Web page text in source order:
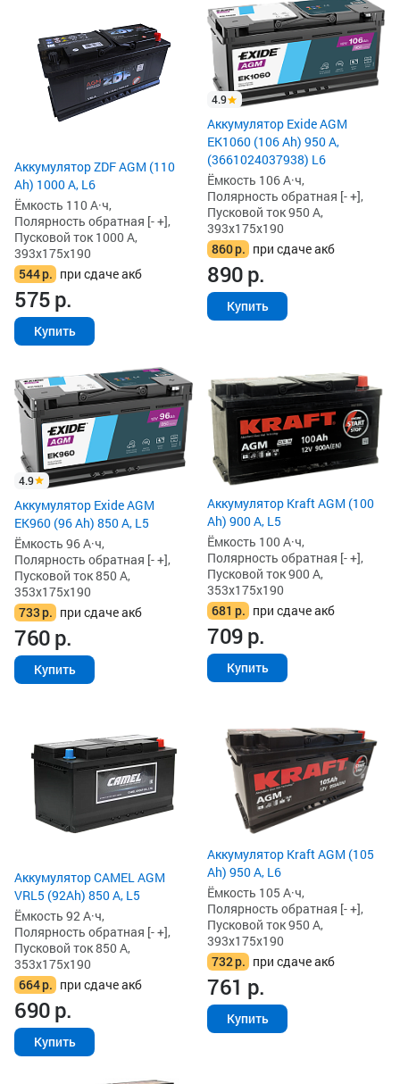
Аккумулятор ZDF AGM (110
Ah) 1000 А, L6
Ёмкость 110 А·ч,
Полярность обратная [- +],
Пусковой ток 1000 А,
393x175x190
544р. при сдаче акб
575р.
Купить
4.9
Аккумулятор Exide AGM
EK1060 (106 Ah) 950 А,
(3661024037938) L6
Ёмкость 106 А·ч,
Полярность обратная [- +],
Пусковой ток 950 А,
393x175x190
860р. при сдаче акб
890р.
Купить
4.9
Аккумулятор Exide AGM
EK960 (96 Ah) 850 А, L5
Ёмкость 96 А·ч,
Полярность обратная [- +],
Пусковой ток 850 А,
353x175x190
733р. при сдаче акб
760р.
Купить
Аккумулятор Kraft AGM (100
Ah) 900 А, L5
Ёмкость 100 А·ч,
Полярность обратная [- +],
Пусковой ток 900 А,
353x175x190
681 р. при сдаче акб
709р.
Купить
Аккумулятор CAMEL AGM
VRL5 (92Ah) 850 А, L5
Ёмкость 92 А·ч,
Полярность обратная [- +],
Пусковой ток 850 А,
353x175x190
664р. при сдаче акб
690р.
Купить
Аккумулятор Kraft AGM (105
Ah) 950 А, L6
Ёмкость 105 А·ч,
Полярность обратная [- +],
Пусковой ток 950 А,
393x175x190
732р. при сдаче акб
761 р.
Купить